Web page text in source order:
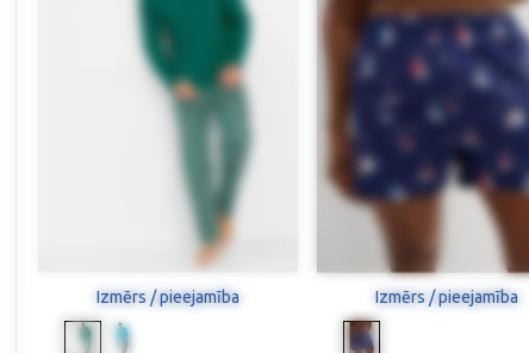
Izmērs / pieejamība Izmērs / pieejamība